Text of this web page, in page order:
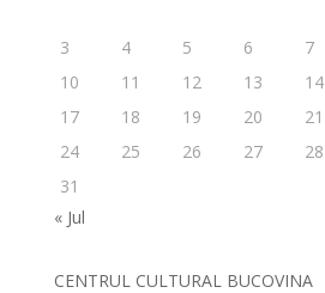
3
4 5 6 7
10
11 12 13 14
17
18 19 20 21
24
25 26 27 28
31
« Jul
CENTRUL CULTURAL BUCOVINA